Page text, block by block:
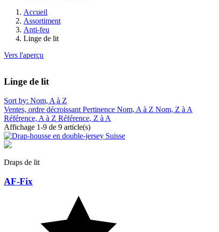
Accueil
Assortiment
Anti-feu
Linge de lit
Vers l'aperçu
Linge de lit
Sort by: Nom, A à Z
Ventes, ordre décroissant Pertinence Nom, A à Z Nom, Z à A
Référence, A à Z Référence, Z à A
Affichage 1-9 de 9 article(s)
Draps de lit
AF-Fix